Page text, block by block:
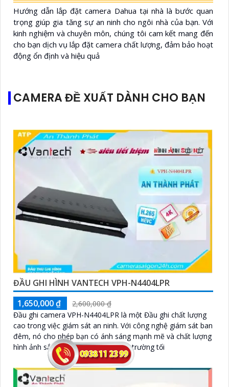
Hướng dẫn lắp đặt camera Dahua tại nhà là bước quan
trọng giúp gia tăng sự an ninh cho ngôi nhà của bạn. Với
kinh nghiệm và chuyên môn, chúng tôi cam kết mang đến
cho bạn dịch vụ lắp đặt camera chất lượng, đảm bảo hoạt
động ổn định và hiệu quả
CAMERA ĐỀ XUẤT DÀNH CHO BẠN
ĐẦU GHI HÌNH VANTECH VPH-N4404LPR
1,650,000 ₫
2,600,000 ₫
Đầu ghi camera VPH-N4404LPR là một Đầu ghi chất lượng
cao trong việc giám sát an ninh. Với công nghệ giám sát ban
đêm, nó cho phép bạn có ánh sáng mạnh mẽ và chất lượng
hình ảnh sắc nét ngay cả trong môi trường tối